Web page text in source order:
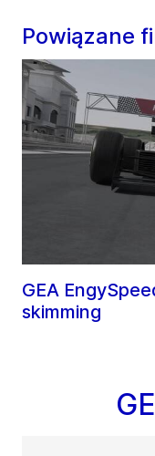
Powiązane
GEA
skimming